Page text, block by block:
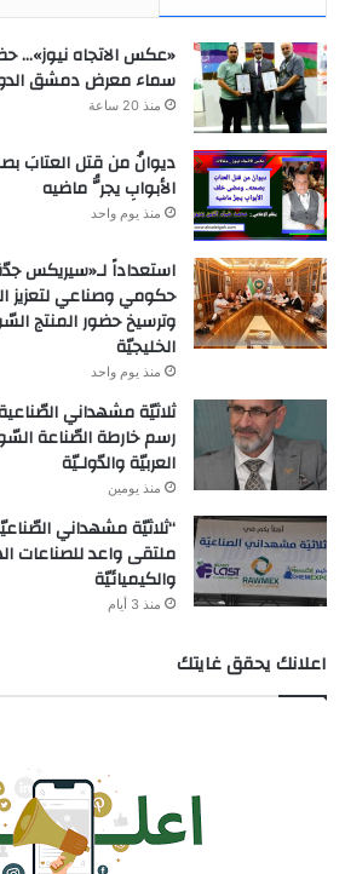
«عكس الاتجاه
سماء معرض دمشق
منذ 20 ساعة
ديوانُ من قتل العتابَ
الأبوابِ يجرُّ ماضيه
منذ يوم واحد
حكومي وصناعي لتعزيز
وترسيخ حضور المنتج
الخليجيّة
منذ يوم واحد
ثلاثيّة مشهداني
رسم خارطة الصّناعة
العربيّة والدّولـيّة
منذ يومين
“ثلاثيّة مشهداني
ملتقى واعد للصناعات
والكيميائيّة
منذ 3 أيام
اعلانك يحقق غايتك